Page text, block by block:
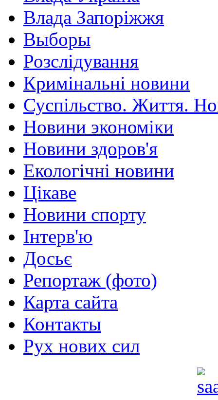
Влада Запоріжжя
Выборы
Розслідування
Кримінальні новини
Суспільство. Життя.
Новини экономіки
Новини здоров'я
Екологічні новини
Цікаве
Новини спорту
Інтерв'ю
Досьє
Репортаж (фото)
Карта сайта
Контакты
Рух нових сил